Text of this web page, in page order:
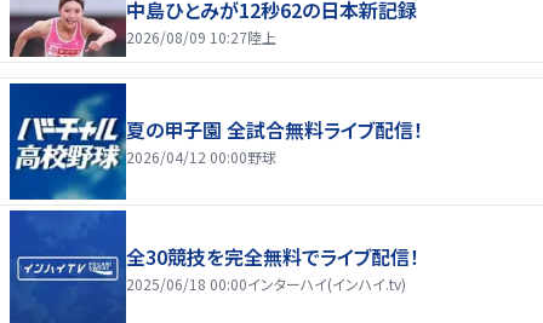
中島ひとみが12秒62の日本新記録
2026/08/09 10:27陸上
夏の甲子園 全試合無料ライブ配信！
2026/04/12 00:00野球
全30競技を完全無料でライブ配信！
2025/06/18 00:00インターハイ(インハイ.tv)